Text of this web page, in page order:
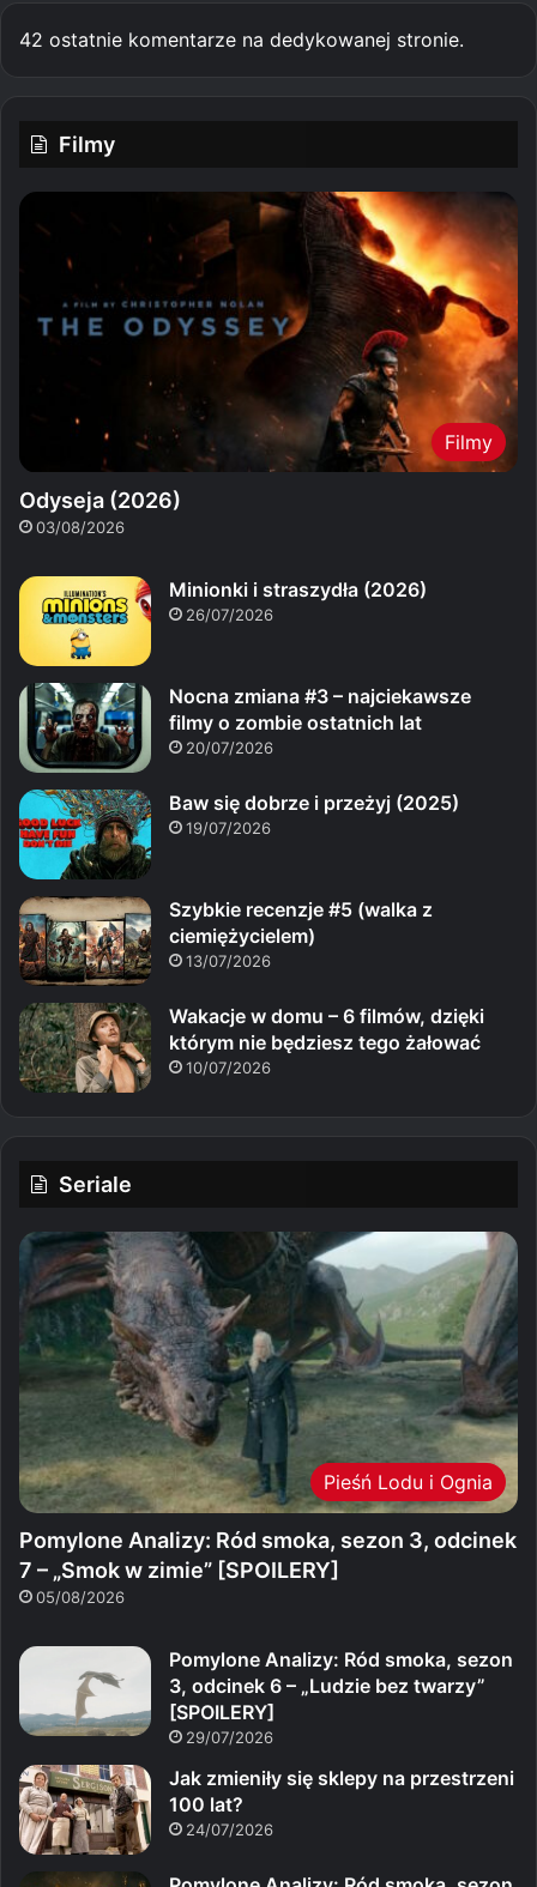
42 ostatnie komentarze na dedykowanej stronie.
Filmy
Filmy
Odyseja (2026)
03/08/2026
Minionki i straszydła (2026)
26/07/2026
Nocna zmiana #3 – najciekawsze
filmy o zombie ostatnich lat
20/07/2026
Baw się dobrze i przeżyj (2025)
19/07/2026
Szybkie recenzje #5 (walka z
ciemiężycielem)
13/07/2026
Wakacje w domu – 6 filmów, dzięki
którym nie będziesz tego żałować
10/07/2026
Seriale
Pieśń Lodu i Ognia
Pomylone Analizy: Ród smoka, sezon 3, odcinek
7 – „Smok w zimie” [SPOILERY]
05/08/2026
Pomylone Analizy: Ród smoka, sezon
3, odcinek 6 – „Ludzie bez twarzy”
[SPOILERY]
29/07/2026
Jak zmieniły się sklepy na przestrzeni
100 lat?
24/07/2026